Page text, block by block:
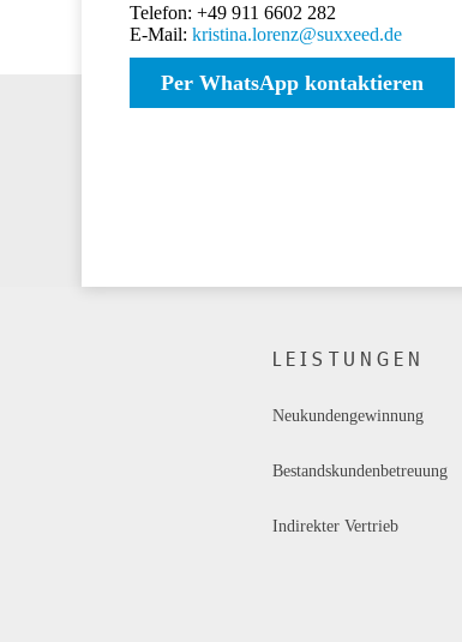
Telefon: +49 911 6602 282
E-Mail: kristina.lorenz@suxxeed.de
Per WhatsApp kontaktieren
LEISTUNGEN
Neukundengewinnung
Bestandskundenbetreuung
Indirekter Vertrieb